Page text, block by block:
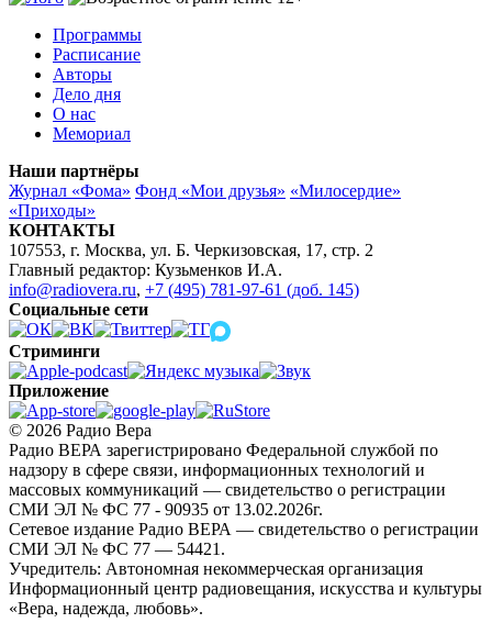
Программы
Расписание
Авторы
Дело дня
О нас
Мемориал
Наши партнёры
Журнал «Фома» Фонд «Мои друзья» «Милосердие»
«Приходы»
КОНТАКТЫ
107553, г. Москва, ул. Б. Черкизовская, 17, стр. 2
Главный редактор: Кузьменков И.А.
info@radiovera.ru, +7 (495) 781-97-61 (доб. 145)
Социальные сети
Стриминги
Приложение
© 2026 Радио Вера
Радио ВЕРА зарегистрировано Федеральной службой по
надзору в сфере связи, информационных технологий и
массовых коммуникаций — свидетельство о регистрации
СМИ ЭЛ № ФС 77 - 90935 от 13.02.2026г.
Сетевое издание Радио ВЕРА — свидетельство о регистрации
СМИ ЭЛ № ФС 77 — 54421.
Учредитель: Автономная некоммерческая организация
Информационный центр радиовещания, искусства и культуры
«Вера, надежда, любовь».